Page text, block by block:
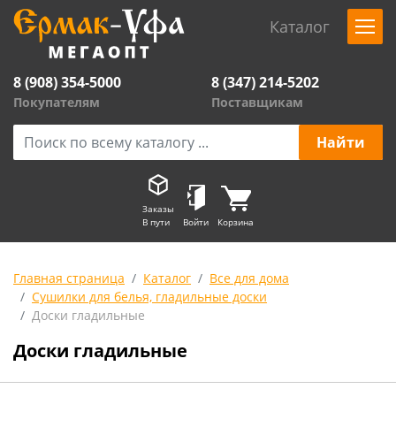
Каталог
8 (908) 354-5000
Покупателям
8 (347) 214-5202
Поставщикам
Заказы
В пути
Войти Корзина
Главная страница Каталог
Все для дома
Сушилки для белья, гладильные доски
Доски гладильные
Доски гладильные